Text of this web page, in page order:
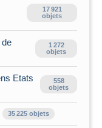
17 921
objets
de
1 272
objets
Etats
558
objets
35 225 objets